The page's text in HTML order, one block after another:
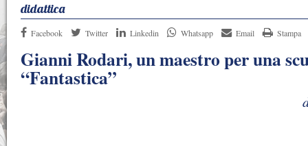
didattica
Facebook Twitter Linkedin Whatsapp Email Stampa
Gianni Rodari, un maestro per una
“Fantastica”